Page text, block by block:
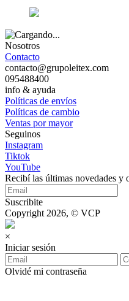
Nosotros
Contacto
contacto@grupoleitex.com
095488400
info & ayuda
Políticas de envíos
Políticas de cambio
Ventas por mayor
Seguinos
Instagram
Tiktok
YouTube
Recibí las últimas novedades y
Suscribite
Copyright 2026, © VCP
×
Iniciar sesión
Olvidé mi contraseña